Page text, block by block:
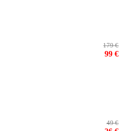
179 €
99 €
49 €